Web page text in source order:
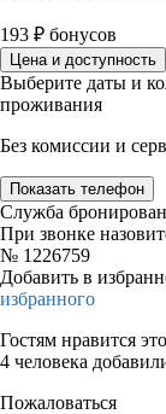
193 ₽ бонусов
Цена и доступность
Выберите даты и
проживания
Без комиссии и
Показать телефон
Служба
При звонке
№ 1226759
Добавить в
избранного
Гостям нравится
4 человека
Пожаловаться